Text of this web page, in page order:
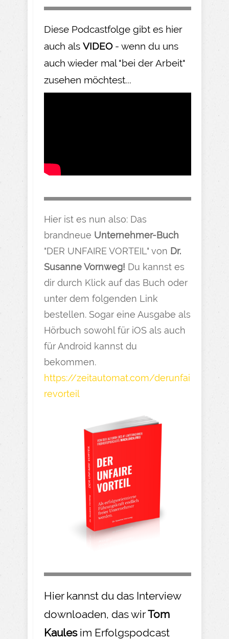
Diese Podcastfolge gibt es hier
auch als VIDEO- wenn du uns
auch wieder mal "bei der Arbeit"
zusehen möchtest...
Hier ist es nun also: Das
brandneue Unternehmer-Buch
"DER UNFAIRE VORTEIL" von Dr.
Susanne Vornweg! Du kannst es
dir durch Klick auf das Buch oder
unter dem folgenden Link
bestellen. Sogar eine Ausgabe als
Hörbuch sowohl für iOS als auch
für Android kannst du
bekommen.
https://zeitautomat.com/derunfai
revorteil
Hier kannst du das Interview
downloaden, das wirTom
Kaulesim Erfolgspodcast